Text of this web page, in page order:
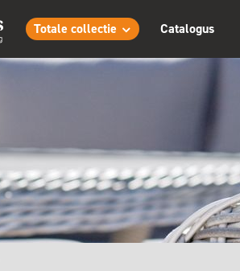
Totale collectie Catalogus